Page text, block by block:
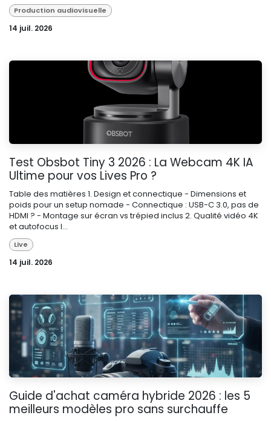
Production audiovisuelle
14 juil. 2026
Test Obsbot Tiny 3 2026 : La Webcam 4K IA
Ultime pour vos Lives Pro ?
Table des matières 1. Design et connectique - Dimensions et
poids pour un setup nomade - Connectique : USB-C 3.0, pas de
HDMI ? - Montage sur écran vs trépied inclus 2. Qualité vidéo 4K
et autofocus I...
Live
14 juil. 2026
Guide d'achat caméra hybride 2026 : les 5
meilleurs modèles pro sans surchauffe